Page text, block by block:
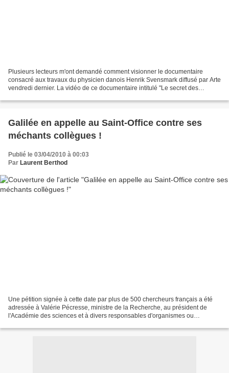
Plusieurs lecteurs m'ont demandé comment visionner le documentaire
consacré aux travaux du physicien danois Henrik Svensmark diffusé par Arte
vendredi dernier. La vidéo de ce documentaire intitulé "Le secret des
Galilée en appelle au Saint-Office contre ses
méchants collègues !
Publié le 03/04/2010 à 00:03
Par Laurent Berthod
Une pétition signée à cette date par plus de 500 chercheurs français a été
adressée à Valérie Pécresse, ministre de la Recherche, au président de
l'Académie des sciences et à divers responsables d'organismes ou